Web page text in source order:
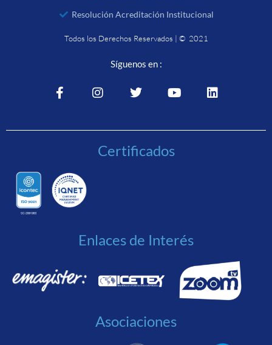
Resolución Acreditación Institucional
Todos los Derechos Reservados | © 2021
Síguenos en :
Certificados
Enlaces de Interés
Asociaciones